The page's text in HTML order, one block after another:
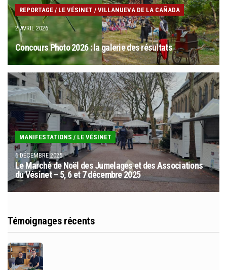
REPORTAGE / LE VÉSINET / VILLANUEVA DE LA CAÑADA
2 AVRIL 2026
Concours Photo 2026 : la galerie des résultats
MANIFESTATIONS / LE VÉSINET
6 DÉCEMBRE 2025
Le Marché de Noël des Jumelages et des Associations
du Vésinet – 5, 6 et 7 décembre 2025
Témoignages récents